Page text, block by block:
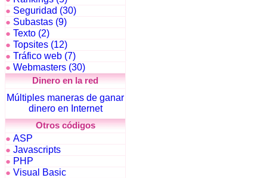
● Seguridad (30)
● Subastas (9)
● Texto (2)
● Topsites (12)
● Tráfico web (7)
● Webmasters (30)
Dinero en la red
Múltiples maneras de ganar
dinero en Internet
Otros códigos
● ASP
● Javascripts
● PHP
● Visual Basic